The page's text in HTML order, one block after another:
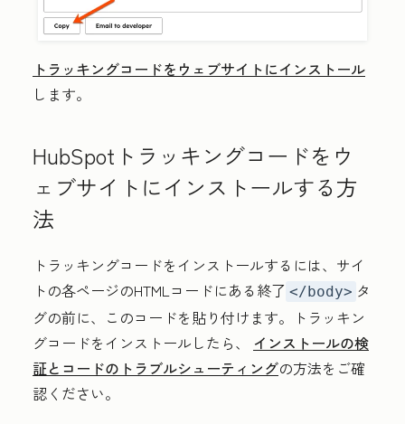
トラッキングコードをウェブサイトにインストール
します。
HubSpotトラッキングコードをウ
ェブサイトにインストールする方
法
トラッキングコードをインストールするには、サイ
トの各ページのHTMLコードにある終了 </body> タ
グの前に、このコードを貼り付けます。トラッキン
グコードをインストールしたら、 インストールの検
証とコードのトラブルシューティングの方法をご確
認ください。